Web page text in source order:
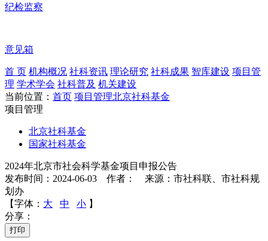
纪检监察
意见箱
首 页 机构概况 社科资讯 理论研究 社科成果 智库建设 项目管
理 学术学会 社科普及 机关建设
当前位置： 首页 项目管理北京社科基金
项目管理
北京社科基金
国家社科基金
2024年北京市社会科学基金项目申报公告
发布时间：2024-06-03 作者： 来源：市社科联、市社科规
划办
【字体： 大 中 小 】
分享：
打印